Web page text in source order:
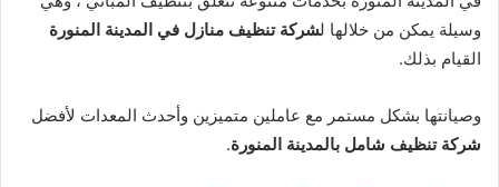
وسيلة يمكن من خلالها لشركة تنظيف منازل في المدينة المنورة
القيام بذلك.
وصيانتها بشكل مستمر مع عاملين متميزين وأحدث المعدات لأفضل
شركة تنظيف شامل بالمدينة المنورة.